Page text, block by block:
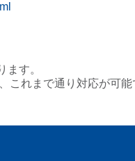
ます。
これまで通り対応が可能